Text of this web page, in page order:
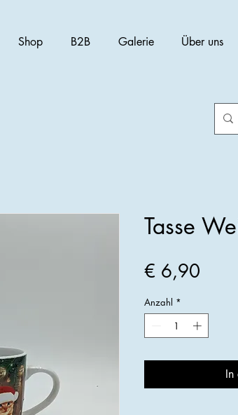
Shop B2B Galerie Über uns
Tasse
€ 6,90
Anzahl *
In